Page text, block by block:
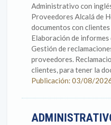
Administrativo con
Proveedores Alcalá de
documentos con
Elaboración de
Gestión de
proveedores.
clientes, para tener la
Publicación: 03/08/